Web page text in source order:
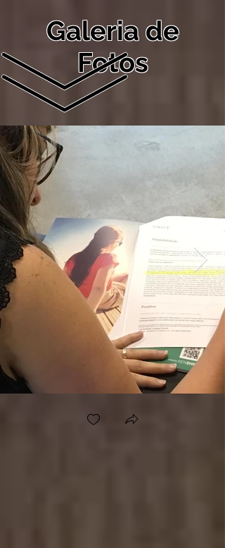
Galeria de
Fotos